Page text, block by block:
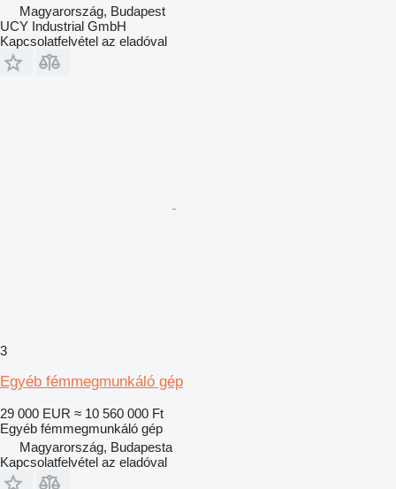
Magyarország, Budapest
UCY Industrial GmbH
Kapcsolatfelvétel az eladóval
3
Egyéb fémmegmunkáló gép
29 000 EUR ≈ 10 560 000 Ft
Egyéb fémmegmunkáló gép
Magyarország, Budapesta
Kapcsolatfelvétel az eladóval